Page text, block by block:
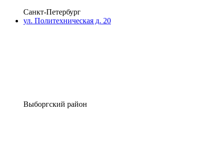
Санкт-Петербург
ул. Политехническая д. 20
Выборгский район